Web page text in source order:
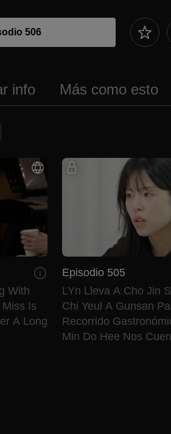
506
info Más como esto
With
Is
A Long
Episodio 505
LYn Lleva A Cho Jin
Chi Yeul A Gunsan
Recorrido
Min Do Hee Nos